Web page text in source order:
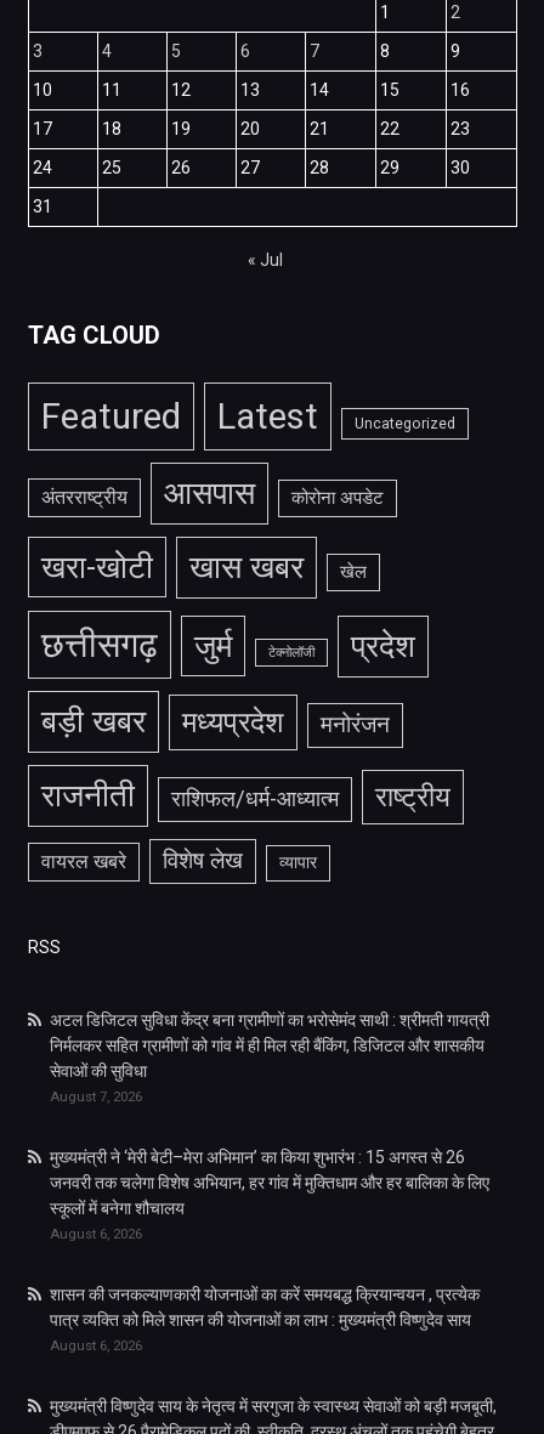
1
2
3
4 5 6 7 8
9
10
11 12 13 14 15
16
17
18 19 20 21 22
23
24
25 26 27 28 29
30
31
« Jul
TAG CLOUD
Featured Latest Uncategorized
अंतरराष्ट्रीय आसपास कोरोना अपडेट
खरा-खोटी खास खबर खेल
छत्तीसगढ़ जुर्म टेक्नोलॉजी प्रदेश
बड़ी खबर मध्यप्रदेश मनोरंजन
राजनीती राशिफल/धर्म-आध्यात्म राष्ट्रीय
वायरल खबरे विशेष लेख व्यापार
RSS
अटल डिजिटल सुविधा केंद्र बना ग्रामीणों का भरोसेमंद साथी : श्रीमती गायत्री
निर्मलकर सहित ग्रामीणों को गांव में ही मिल रही बैंकिंग, डिजिटल और शासकीय
सेवाओं की सुविधा
August 7, 2026
मुख्यमंत्री ने ‘मेरी बेटी–मेरा अभिमान’ का किया शुभारंभ : 15 अगस्त से 26
जनवरी तक चलेगा विशेष अभियान, हर गांव में मुक्तिधाम और हर बालिका के लिए
स्कूलों में बनेगा शौचालय
August 6, 2026
शासन की जनकल्याणकारी योजनाओं का करें समयबद्ध क्रियान्वयन , प्रत्येक
पात्र व्यक्ति को मिले शासन की योजनाओं का लाभ : मुख्यमंत्री विष्णुदेव साय
August 6, 2026
मुख्यमंत्री विष्णुदेव साय के नेतृत्व में सरगुजा के स्वास्थ्य सेवाओं को बड़ी मजबूती,